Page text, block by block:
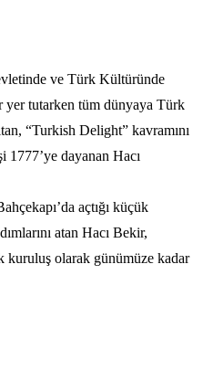
ve Türk Kültüründe
yer tutarken tüm dünyaya Türk
“Turkish Delight” kavramını
1777’ye dayanan Hacı
açtığı küçük
atan Hacı Bekir,
kuruluş olarak günümüze kadar